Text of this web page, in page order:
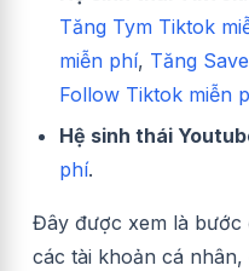
Tăng Tym Tiktok
miễn phí, Tăng
Follow Tiktok miễn
Hệ sinh thái
phí.
Đây được xem là bước
các tài khoản cá